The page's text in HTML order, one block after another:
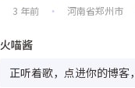
3 年前 • 河南省郑州市
火喵酱
正听着歌，点进你的博客